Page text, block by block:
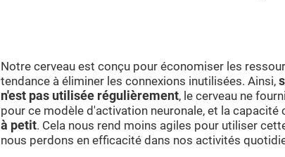
Notre cerveau est conçu pour économiser les
tendance à éliminer les connexions inutilisées. Ainsi,
n'est pas utilisée régulièrement, le cerveau ne
pour ce modèle d'activation neuronale, et la capacité
à petit. Cela nous rend moins agiles pour utiliser
nous perdons en efficacité dans nos activités